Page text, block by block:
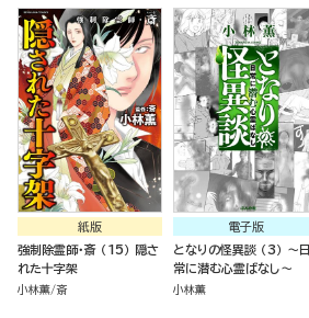
紙版
強制除霊師・斎 （15） 隠さ
れた十字架
小林薫 斎
電子版
となりの怪異談 （3） ～日
常に潜む心霊ばなし～
小林薫